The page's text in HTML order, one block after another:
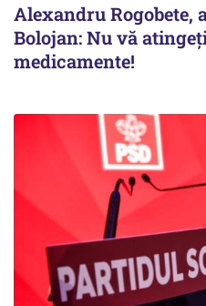
Alexandru Rogobete,
Bolojan: Nu vă
medicamente!